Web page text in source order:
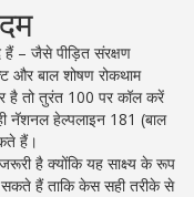
– जैसे पीड़ित संरक्षण
और बाल शोषण रोकथाम
है तो तुरंत 100 पर कॉल करें
नॅशनल हेल्पलाइन 181 (बाल
हैं।
है क्योंकि यह साक्ष्य के रूप
हैं ताकि केस सही तरीके से